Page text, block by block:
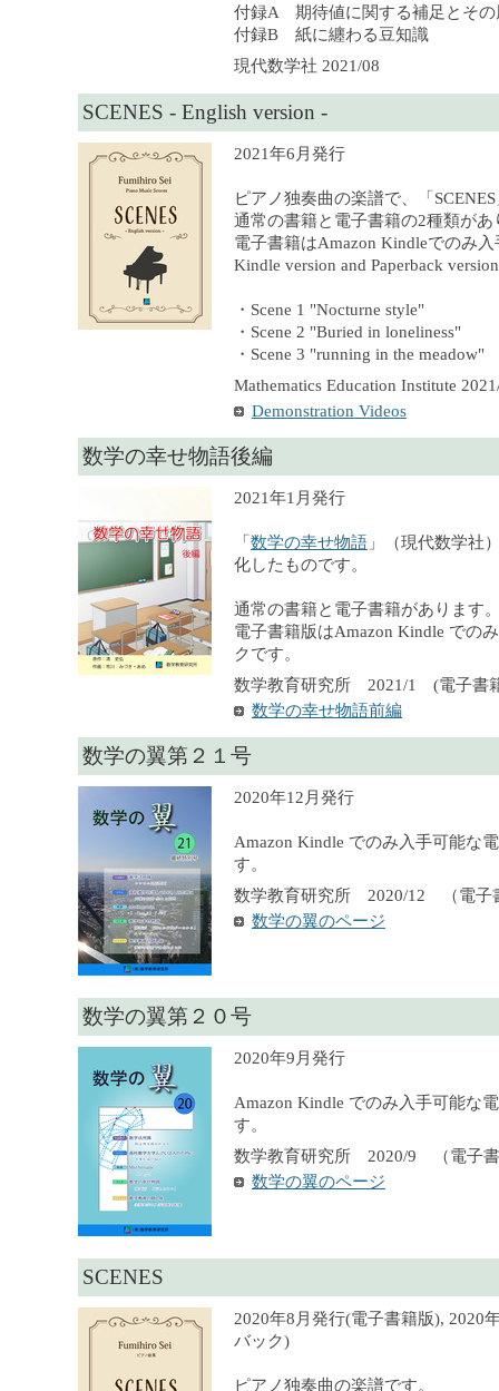
付録A 期待値に関する補足とその
付録B 紙に纏わる豆知識
現代数学社 2021/08
SCENES - English version -
2021年6月発行
ピアノ独奏曲の楽譜で、「
通常の書籍と電子書籍の2種類があ
電子書籍はAmazon Kindleでのみ
Kindle version and Paperback
・Scene 1 "Nocturne style"
・Scene 2 "Buried in loneliness"
・Scene 3 "running in the meadow"
Mathematics Education Institute
Demonstration Videos
数学の幸せ物語後編
2021年1月発行
「 数学の幸せ物語 」（現代数学社
化したものです。
通常の書籍と電子書籍があります
電子書籍版はAmazon Kindle での
クです。
数学教育研究所 2021/1 (電子書
数学の幸せ物語前編
数学の翼第２１号
2020年12月発行
Amazon Kindle でのみ入手可能な
す。
数学教育研究所 2020/12 （電子
数学の翼のページ
数学の翼第２０号
2020年9月発行
Amazon Kindle でのみ入手可能な
す。
数学教育研究所 2020/9 （電子
数学の翼のページ
SCENES
2020年8月発行(電子書籍版), 2020
バック)
ピアノ独奏曲の楽譜です。